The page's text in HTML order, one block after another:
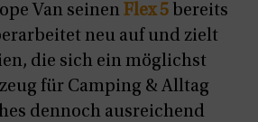
Van seinen Flex 5 bereits
neu auf und zielt
die sich ein möglichst
für Camping & Alltag
dennoch ausreichend